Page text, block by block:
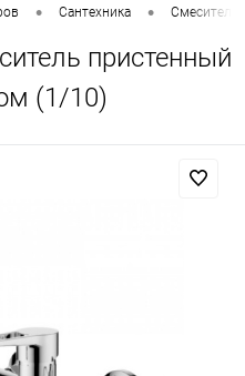
• Сантехника • Смесители
пристенный
(1/10)